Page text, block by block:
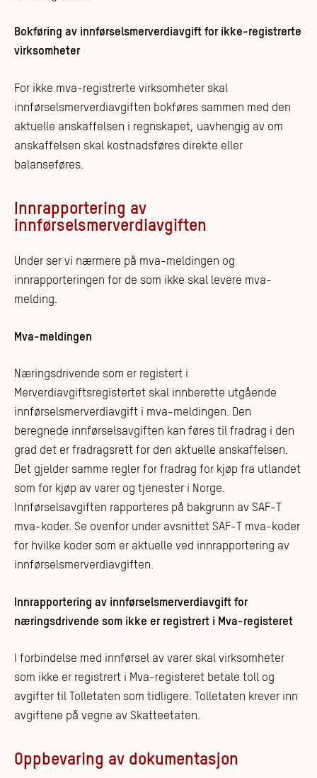
Bokføring av innførselsmerverdiavgift for ikke-registrerte
virksomheter
For ikke mva-registrerte virksomheter skal
innførselsmerverdiavgiften bokføres sammen med den
aktuelle anskaffelsen i regnskapet, uavhengig av om
anskaffelsen skal kostnadsføres direkte eller
balanseføres.
Innrapportering av
innførselsmerverdiavgiften
Under ser vi nærmere på mva-meldingen og
innrapporteringen for de som ikke skal levere mva-
melding.
Mva-meldingen
Næringsdrivende som er registert i
Merverdiavgiftsregistertet skal innberette utgående
innførselsmerverdiavgift i mva-meldingen. Den
beregnede innførselsavgiften kan føres til fradrag i den
grad det er fradragsrett for den aktuelle anskaffelsen.
Det gjelder samme regler for fradrag for kjøp fra utlandet
som for kjøp av varer og tjenester i Norge.
Innførselsavgiften rapporteres på bakgrunn av SAF-T
mva-koder. Se ovenfor under avsnittet SAF-T mva-koder
for hvilke koder som er aktuelle ved innrapportering av
innførselsmerverdiavgiften.
Innrapportering av innførselsmerverdiavgift for
næringsdrivende som ikke er registrert i Mva-registeret
I forbindelse med innførsel av varer skal virksomheter
som ikke er registrert i Mva-registeret betale toll og
avgifter til Tolletaten som tidligere. Tolletaten krever inn
avgiftene på vegne av Skatteetaten.
Oppbevaring av dokumentasjon